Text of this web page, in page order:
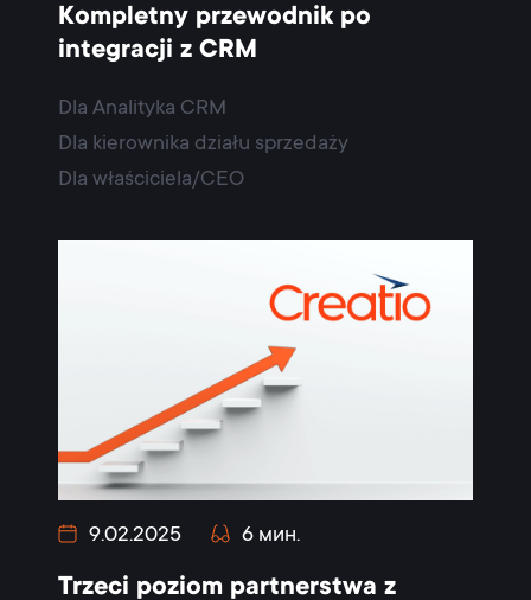
Kompletny przewodnik po
integracji z CRM
Dla Analityka CRM
Dla kierownika działu sprzedaży
Dla właściciela/CEO
9.02.2025 6 мин.
Trzeci poziom partnerstwa z